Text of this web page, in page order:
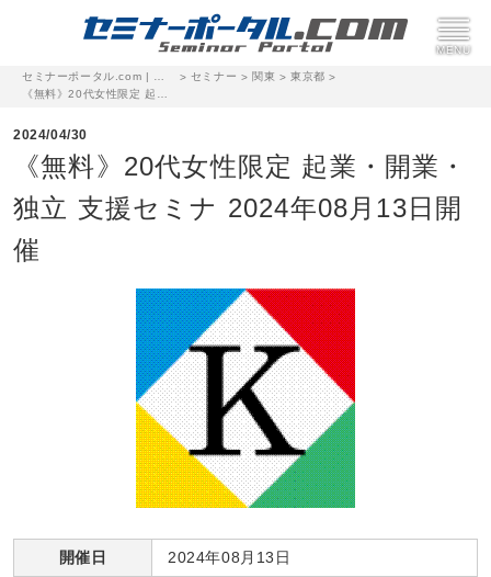
> セミナー > 関東 >東京都 >
2024/04/30
《無料》20代女性限定 起業・開業・
独立 支援セミナ 2024年08月13日開
催
開催日 2024年08月13日